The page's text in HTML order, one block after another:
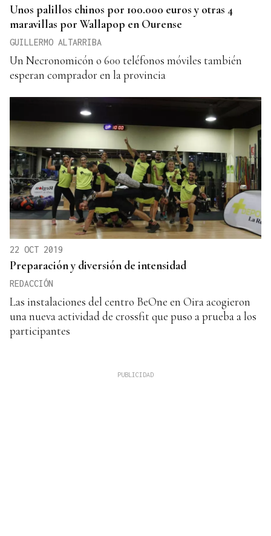
Unos palillos chinos por 100.000 euros y otras 4
maravillas por Wallapop en Ourense
GUILLERMO ALTARRIBA
Un Necronomicón o 600 teléfonos móviles también
esperan comprador en la provincia
22 OCT 2019
Preparación y diversión de intensidad
REDACCIÓN
Las instalaciones del centro BeOne en Oira acogieron
una nueva actividad de crossfit que puso a prueba a los
participantes